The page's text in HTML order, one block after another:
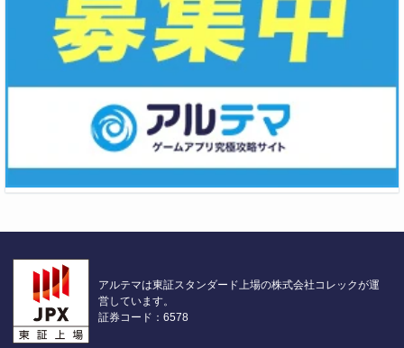
アルテマは東証スタンダード上場の株式会社コレックが運
営しています。
証券コード：6578